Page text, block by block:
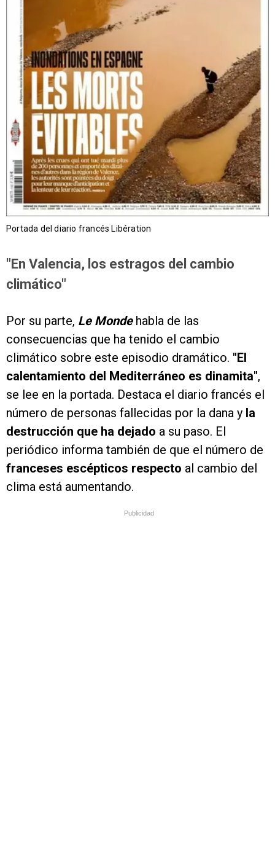
Portada del diario francés Libération
"En Valencia, los estragos del cambio
climático"
Por su parte, Le Monde habla de las
consecuencias que ha tenido el cambio
climático sobre este episodio dramático. "El
calentamiento del Mediterráneo es dinamita",
se lee en la portada. Destaca el diario francés el
número de personas fallecidas por la dana y la
destrucción que ha dejado a su paso. El
periódico informa también de que el número de
franceses escépticos respecto al cambio del
clima está aumentando.
Publicidad